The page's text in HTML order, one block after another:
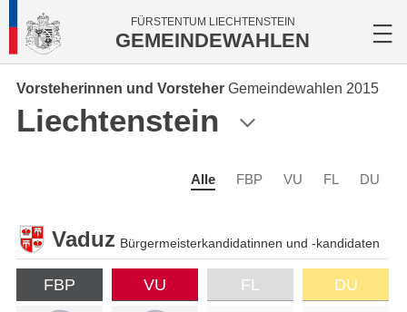
FÜRSTENTUM LIECHTENSTEIN
GEMEINDEWAHLEN
Vorsteherinnen und Vorsteher Gemeindewahlen 2015
Liechtenstein
Alle FBP VU FL DU
Vaduz Bürgermeisterkandidatinnen und -kandidaten
FBP VU FL DU